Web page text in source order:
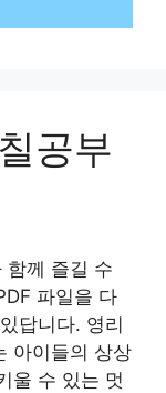
공부
함께 즐길 수
파일을 다
답니다. 영리
아이들의 상상
울 수 있는 멋